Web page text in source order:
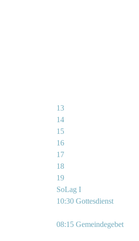
13
14
15
16
17
18
19
SoLag I
10:30 Gottesdienst
08:15 Gemeindegebet